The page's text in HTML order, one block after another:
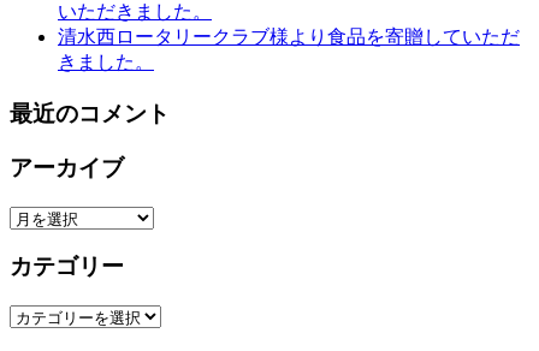
いただきました。
清水西ロータリークラブ様より食品を寄贈していただ
きました。
最近のコメント
アーカイブ
ア
カ
ブ
カテゴリー
カ